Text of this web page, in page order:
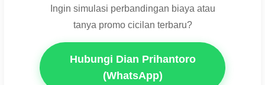
Ingin simulasi perbandingan biaya atau
tanya promo cicilan terbaru?
Hubungi Dian Prihantoro
(WhatsApp)